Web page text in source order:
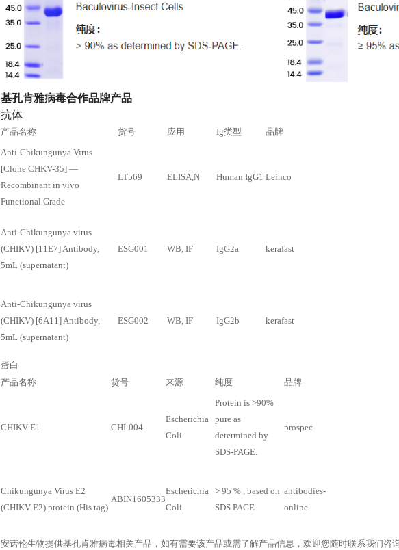
基孔肯雅病毒合作品牌产品
抗体
产品名称 货号 应用 Ig类型
品牌
Anti-Chikungunya Virus
[Clone CHKV-35] —
Recombinant in vivo
Functional Grade
LT569 ELISA,N Human IgG1 Leinco
Anti-Chikungunya virus
(CHIKV) [11E7] Antibody,
5mL (supernatant)
ESG001 WB, IF IgG2a kerafast
Anti-Chikungunya virus
(CHIKV) [6A11] Antibody,
5mL (supernatant)
ESG002 WB, IF IgG2b kerafast
蛋白
产品名称
货号 来源 纯度 品牌
CHIKV E1 CHI-004
Escherichia
Coli.
Protein is >90%
pure as
determined by
SDS-PAGE.
prospec
Chikungunya Virus E2
(CHIKV E2) protein (His tag)
ABIN1605333
Escherichia
Coli.
> 95 % , based on
SDS PAGE
antibodies-
online
安诺伦生物提供基孔肯雅病毒相关产品，如有需要该产品或需了解产品信息，欢迎您随时联系我们咨询